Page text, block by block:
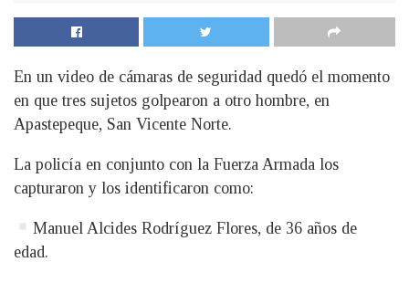
En un video de cámaras de seguridad quedó el momento
en que tres sujetos golpearon a otro hombre, en
Apastepeque, San Vicente Norte.
La policía en conjunto con la Fuerza Armada los
capturaron y los identificaron como:
Manuel Alcides Rodríguez Flores, de 36 años de
edad.